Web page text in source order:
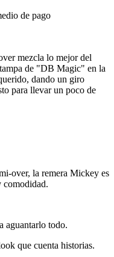
mezcla lo mejor del
de "DB Magic" en la
dando un giro
para llevar un poco de
over, la remera Mickey es
comodidad.
aguantarlo todo.
que cuenta historias.